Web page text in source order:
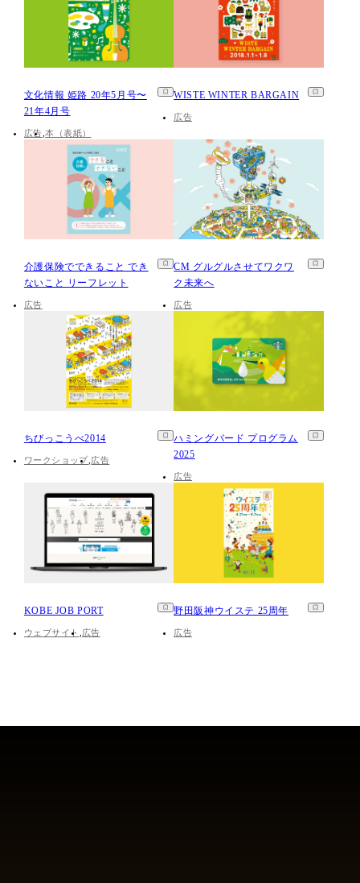
文化情報 姫路 20年5月号〜
21年4月号
広告 本（表紙）
WISTE WINTER BARGAIN
広告
介護保険でできること でき
ないこと リーフレット
広告
CM グルグルさせてワクワ
ク未来へ
広告
ちびっこうべ2014
ワークショップ 広告
ハミングバード プログラム
2025
広告
KOBE JOB PORT
ウェブサイト 広告
野田阪神ウイステ 25周年
広告